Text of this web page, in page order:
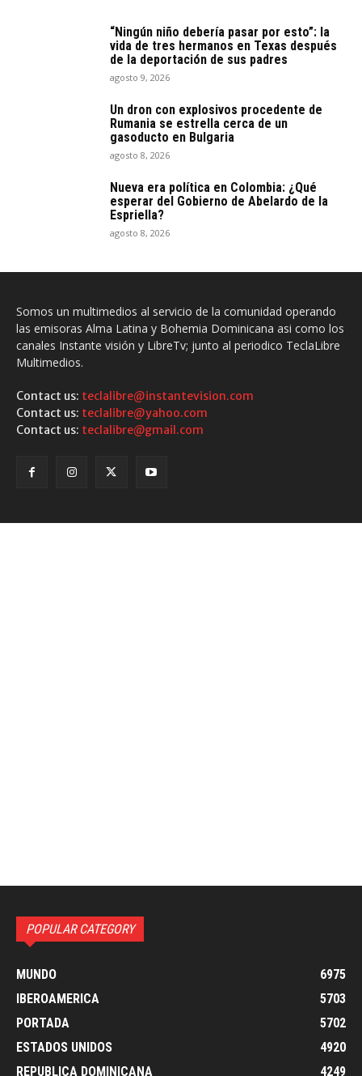
“Ningún niño debería pasar por esto”: la
vida de tres hermanos en Texas después
de la deportación de sus padres
agosto 9, 2026
Un dron con explosivos procedente de
Rumania se estrella cerca de un
gasoducto en Bulgaria
agosto 8, 2026
Nueva era política en Colombia: ¿Qué
esperar del Gobierno de Abelardo de la
Espriella?
agosto 8, 2026
Somos un multimedios al servicio de la comunidad operando
las emisoras Alma Latina y Bohemia Dominicana asi como los
canales Instante visión y LibreTv; junto al periodico TeclaLibre
Multimedios.
Contact us: teclalibre@instantevision.com
Contact us: teclalibre@yahoo.com
Contact us: teclalibre@gmail.com
POPULAR CATEGORY
MUNDO
6975
IBEROAMERICA
5703
PORTADA
5702
ESTADOS UNIDOS
4920
REPUBLICA DOMINICANA
4249